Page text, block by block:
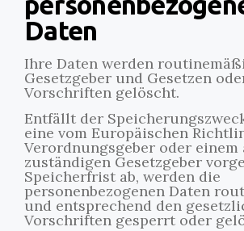
Daten
Ihre Daten werden
Gesetzgeber und Gesetzen
Vorschriften gelöscht.
Entfällt der
eine vom Europäischen
Verordnungsgeber oder einem
zuständigen Gesetzgeber
Speicherfrist ab, werden die
personenbezogenen Daten
und entsprechend den
Vorschriften gesperrt oder